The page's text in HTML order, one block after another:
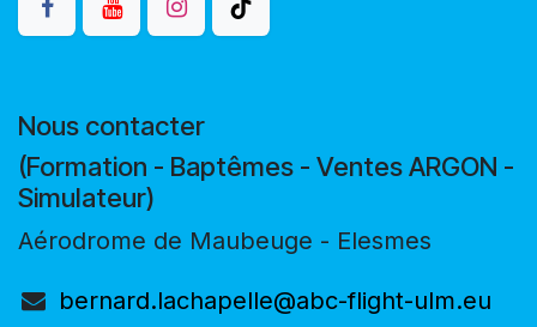
Nous contacter
(Formation - Baptêmes - Ventes ARGON -
Simulateur)
Aérodrome de Maubeuge - Elesmes
bernard.lachapelle@abc-flight-ulm.eu